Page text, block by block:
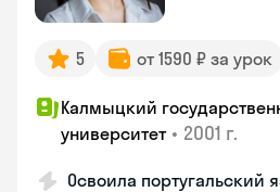
5 от 1590 ₽ за урок
Калмыцкий
университет • 2001 г.
Освоила португальский